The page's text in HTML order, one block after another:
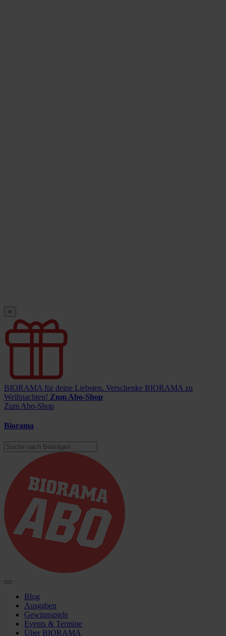
×
BIORAMA für deine Liebsten. Verschenke BIORAMA zu
Weihnachten! Zum Abo-Shop
Zum Abo-Shop
Biorama
Blog
Ausgaben
Gewinnspiele
Events & Termine
Über BIORAMA